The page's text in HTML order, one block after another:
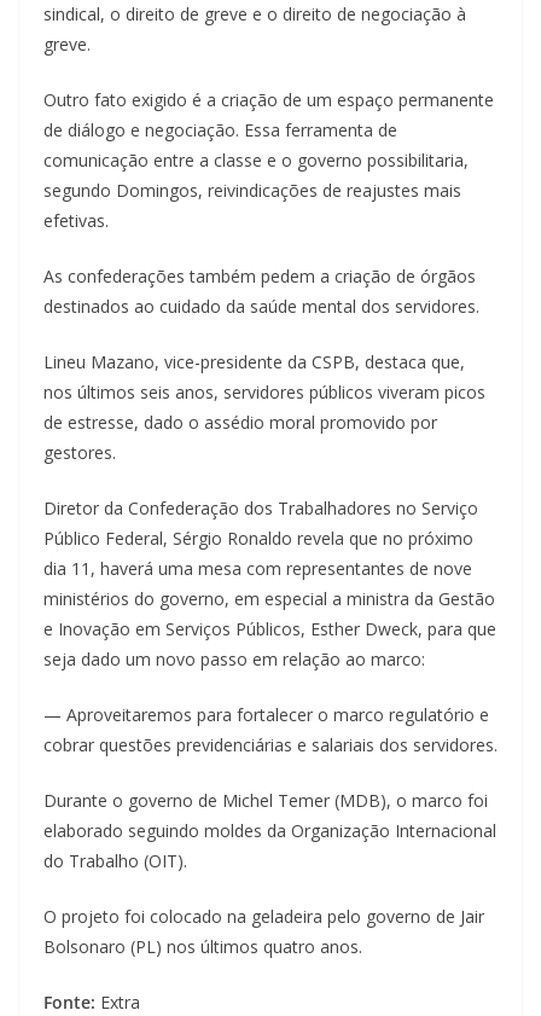
sindical, o direito de greve e o direito de negociação à
greve.
Outro fato exigido é a criação de um espaço permanente
de diálogo e negociação. Essa ferramenta de
comunicação entre a classe e o governo possibilitaria,
segundo Domingos, reivindicações de reajustes mais
efetivas.
As confederações também pedem a criação de órgãos
destinados ao cuidado da saúde mental dos servidores.
Lineu Mazano, vice-presidente da CSPB, destaca que,
nos últimos seis anos, servidores públicos viveram picos
de estresse, dado o assédio moral promovido por
gestores.
Diretor da Confederação dos Trabalhadores no Serviço
Público Federal, Sérgio Ronaldo revela que no próximo
dia 11, haverá uma mesa com representantes de nove
ministérios do governo, em especial a ministra da Gestão
e Inovação em Serviços Públicos, Esther Dweck, para que
seja dado um novo passo em relação ao marco:
— Aproveitaremos para fortalecer o marco regulatório e
cobrar questões previdenciárias e salariais dos servidores.
Durante o governo de Michel Temer (MDB), o marco foi
elaborado seguindo moldes da Organização Internacional
do Trabalho (OIT).
O projeto foi colocado na geladeira pelo governo de Jair
Bolsonaro (PL) nos últimos quatro anos.
Fonte: Extra